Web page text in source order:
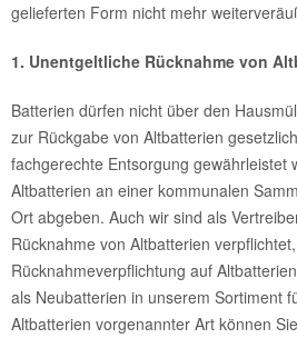
gelieferten Form nicht mehr
1. Unentgeltliche Rücknahme von
Batterien dürfen nicht über den
zur Rückgabe von Altbatterien
fachgerechte Entsorgung gewährleistet
Altbatterien an einer kommunalen
Ort abgeben. Auch wir sind als
Rücknahme von Altbatterien
Rücknahmeverpflichtung auf
als Neubatterien in unserem Sortiment
Altbatterien vorgenannter Art können